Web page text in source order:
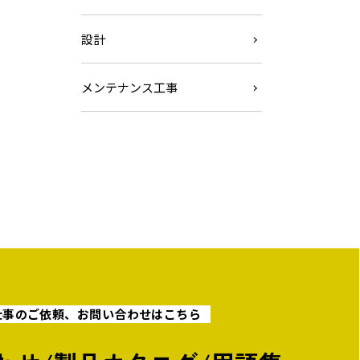
設計
メンテナンス工事
のご依頼、お問い合わせはこちら